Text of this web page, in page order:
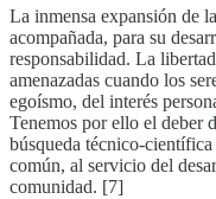
La inmensa expansión de
acompañada, para su
responsabilidad. La
amenazadas cuando los
egoísmo, del interés
Tenemos por ello el deber
búsqueda técnico-
común, al servicio del
comunidad. [7]